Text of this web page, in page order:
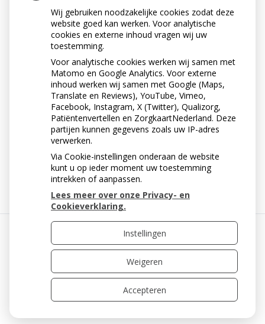
« Terug naar het overzicht
Uw Zorg Online|Beheer
Privacy verklaring Cookie-instellingen Voorwaarden
Wij gebruiken noodzakelijke cookies zodat deze
website goed kan werken. Voor analytische
cookies en externe inhoud vragen wij uw
toestemming.
Voor analytische cookies werken wij samen met
Matomo en Google Analytics. Voor externe
inhoud werken wij samen met Google (Maps,
Translate en Reviews), YouTube, Vimeo,
Facebook, Instagram, X (Twitter), Qualizorg,
Patiëntenvertellen en ZorgkaartNederland. Deze
partijen kunnen gegevens zoals uw IP-adres
verwerken.
Via Cookie-instellingen onderaan de website
kunt u op ieder moment uw toestemming
intrekken of aanpassen.
Lees meer over onze Privacy- en
Cookieverklaring.
Instellingen
Weigeren
Accepteren